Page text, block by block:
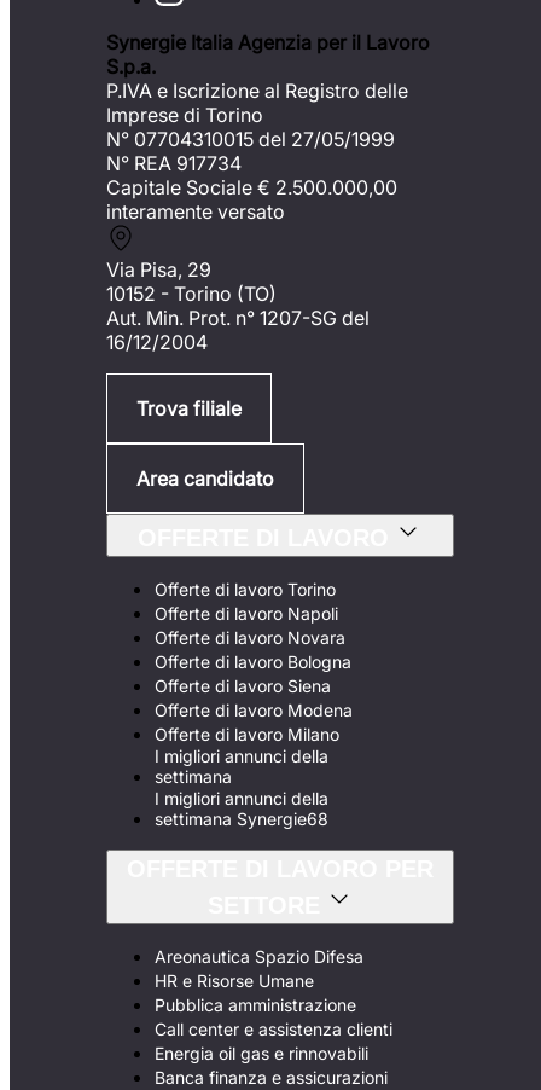
Synergie Italia Agenzia per il Lavoro
S.p.a.
P.IVA e Iscrizione al Registro delle
Imprese di Torino
N° 07704310015 del 27/05/1999
N° REA 917734
Capitale Sociale € 2.500.000,00
interamente versato
Via Pisa, 29
10152 - Torino (TO)
Aut. Min. Prot. n° 1207-SG del
16/12/2004
Trova filiale
Area candidato
Offerte di lavoro Torino
Offerte di lavoro Napoli
Offerte di lavoro Novara
Offerte di lavoro Bologna
Offerte di lavoro Siena
Offerte di lavoro Modena
Offerte di lavoro Milano
I migliori annunci della
settimana
I migliori annunci della
settimana Synergie68
Areonautica Spazio Difesa
HR e Risorse Umane
Pubblica amministrazione
Call center e assistenza clienti
Energia oil gas e rinnovabili
Banca finanza e assicurazioni